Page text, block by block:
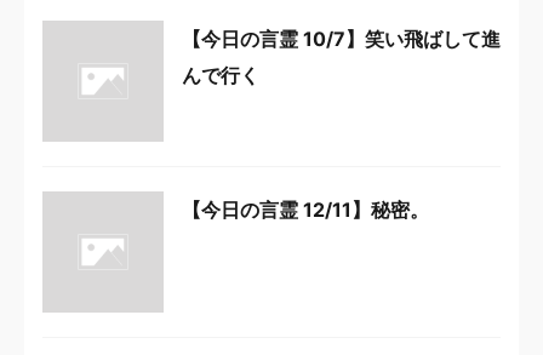
【今日の言霊 10/7】笑い飛ばして進
んで行く
【今日の言霊 12/11】秘密。